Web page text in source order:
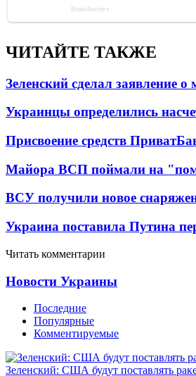
ЧИТАЙТЕ ТАКЖЕ
Зеленский сделал заявление
Украинцы определились
Присвоение средств
Майора ВСП поймали на
ВСУ получили новое
Украина поставила Путина
Читать комментарии
Новости Украины
Последние
Популярные
Комментируемые
Зеленский: США будут поставлять